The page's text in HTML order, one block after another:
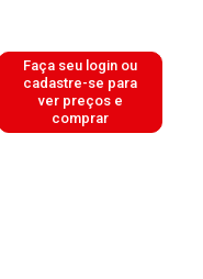
Faça seu login ou
cadastre-se para
ver preços e
comprar